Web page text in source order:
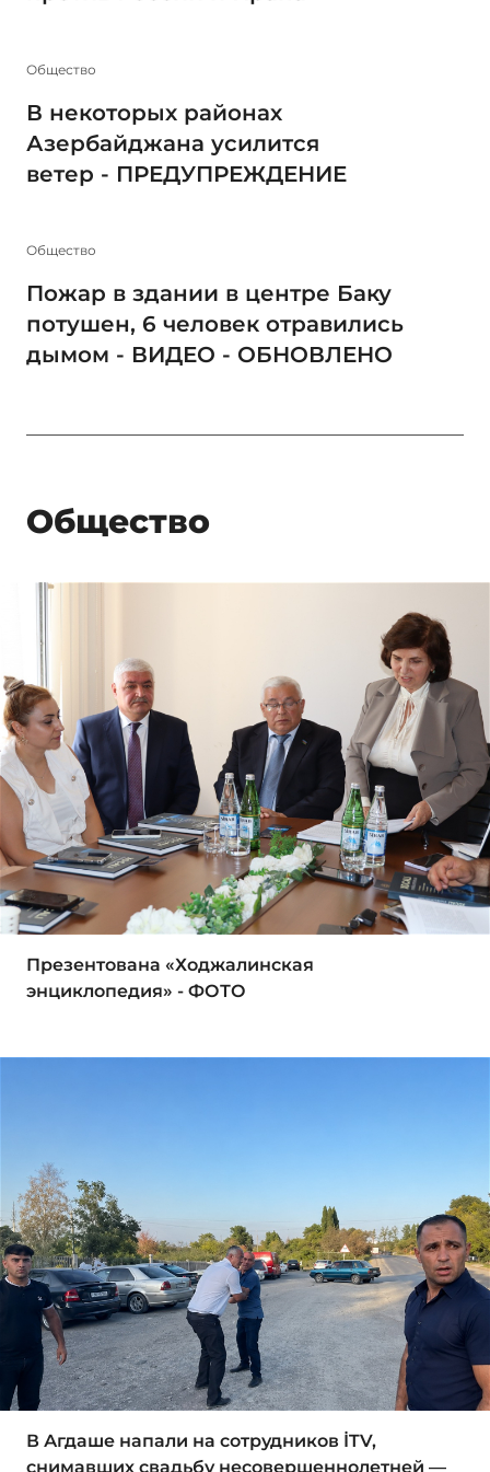
Общество
В некоторых районах
Азербайджана усилится
ветер - ПРЕДУПРЕЖДЕНИЕ
Общество
Пожар в здании в центре Баку
потушен, 6 человек отравились
дымом - ВИДЕО - ОБНОВЛЕНО
Общество
Презентована «Ходжалинская
энциклопедия» - ФОТО
В Агдаше напали на сотрудников İTV,
снимавших свадьбу несовершеннолетней —